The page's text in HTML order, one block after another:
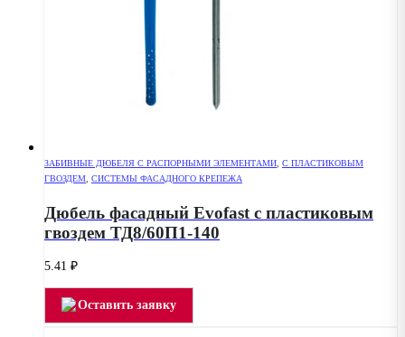
ЗАБИВНЫЕ ДЮБЕЛЯ С РАСПОРНЫМИ ЭЛЕМЕНТАМИ С ПЛАСТИКОВЫМ
ГВОЗДЕМ СИСТЕМЫ ФАСАДНОГО КРЕПЕЖА
Дюбель фасадный Evofast с пластиковым
гвоздем ТД8/60П1-140
5.41 ₽
Оставить заявку